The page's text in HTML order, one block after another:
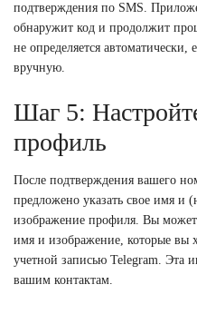
подтверждения по SMS.
обнаружит код и продолжит
не определяется автоматически,
вручную.
Шаг 5:
профиль
После подтверждения вашего
предложено указать свое имя и
изображение профиля. Вы
имя и изображение, которые вы
учетной записью Telegram. Эта
вашим контактам.